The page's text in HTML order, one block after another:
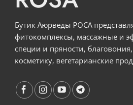
Бутик Аюрведы РОСА
фитокомплексы, массажные и
специи и пряности,
косметику, вегетарианские